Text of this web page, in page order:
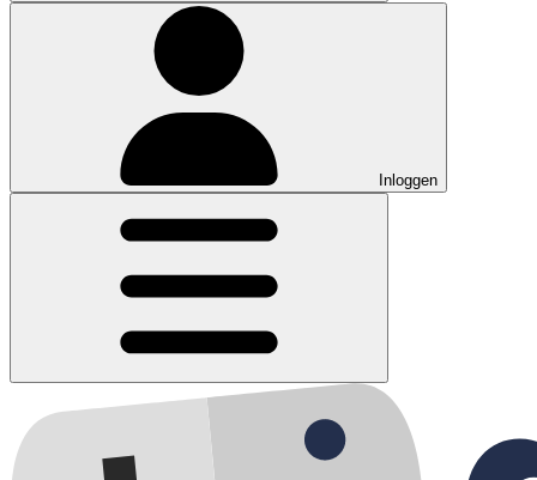
Inloggen